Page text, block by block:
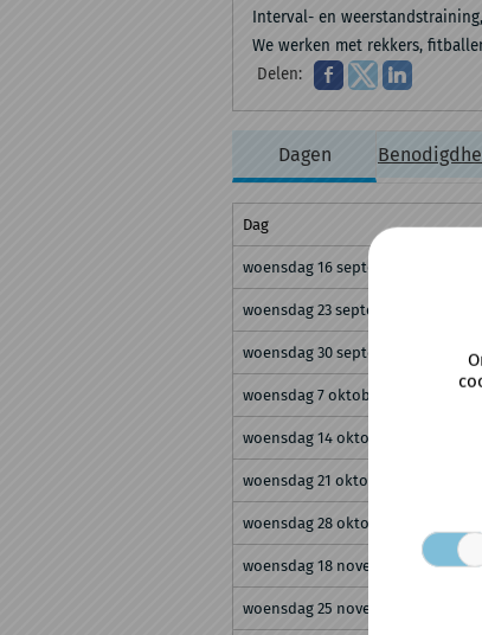
Interval- en
We werken met rekkers,
Delen:
Dagen
Dag
woensdag 16 september 2026
woensdag 23 september 2026
woensdag 30 september 2026
woensdag 7 oktober 2026
woensdag 14 oktober 2026
woensdag 21 oktober 2026
woensdag 28 oktober 2026
woensdag 18 november 2026
woensdag 25 november 2026